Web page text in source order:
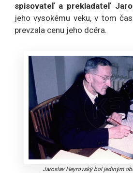
spisovateľ a prekladateľ
jeho vysokému veku, v tom
prevzala cenu jeho dcéra.
Jaroslav Heyrovský bol jediným